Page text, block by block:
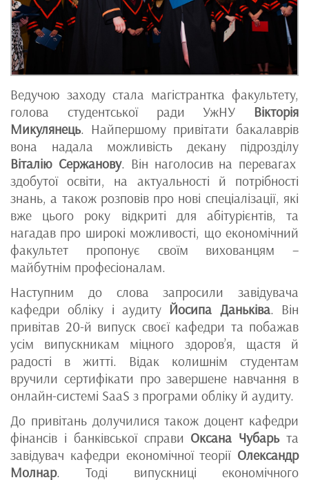
Ведучою заходу стала магістрантка факультету,
голова студентської ради УжНУ Вікторія
Микулянець. Найпершому привітати бакалаврів
вона надала можливість декану підрозділу
Віталію Сержанову. Він наголосив на перевагах
здобутої освіти, на актуальності й потрібності
знань, а також розповів про нові спеціалізації, які
вже цього року відкриті для абітурієнтів, та
нагадав про широкі можливості, що економічний
факультет пропонує своїм вихованцям –
майбутнім професіоналам.
Наступним до слова запросили завідувача
кафедри обліку і аудиту Йосипа Даньківа. Він
привітав 20-й випуск своєї кафедри та побажав
усім випускникам міцного здоров’я, щастя й
радості в житті. Відак колишнім студентам
вручили сертифікати про завершене навчання в
онлайн-системі SaaS з програми обліку й аудиту.
До привітань долучилися також доцент кафедри
фінансів і банківської справи Оксана Чубарьта
завідувач кафедри економічної теорії Олександр
Молнар. Тоді випускниці економічного